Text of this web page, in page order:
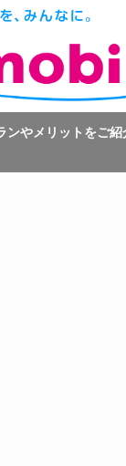
やメリットをご紹